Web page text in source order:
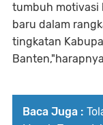
tumbuh motivasi
baru dalam
tingkatan
Banten,"harapnya
Baca Juga :